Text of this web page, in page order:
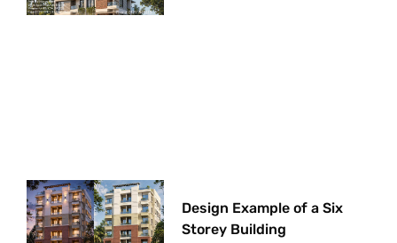
Design Example of a Six
Storey Building